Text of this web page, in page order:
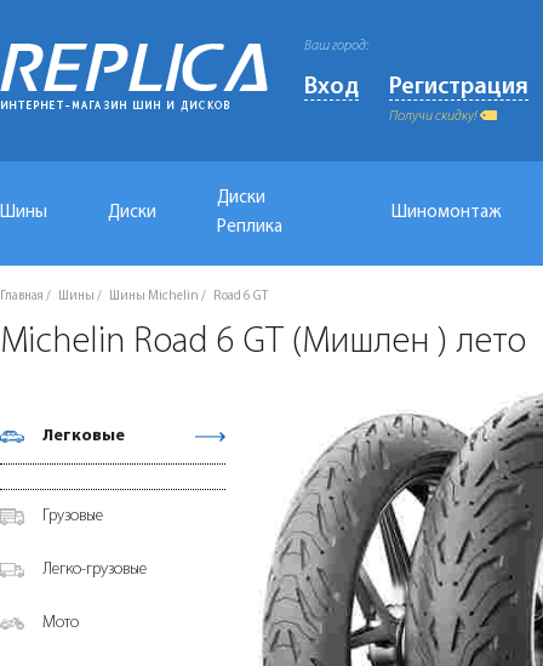
Ваш город:
Вход Регистрация
Получи скидку!
Шины Диски
Диски
Реплика
Шиномонтаж
Главная Шины Шины Michelin Road 6 GT
Michelin Road 6 GT (Мишлен ) лето
Легковые
Грузовые
Легко-грузовые
Мото